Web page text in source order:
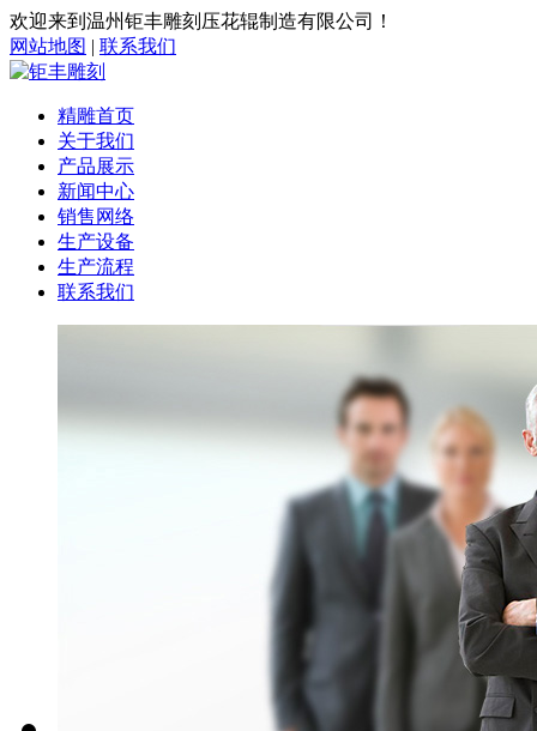
欢迎来到温州钜丰雕刻压花辊制造有限公司！
网站地图 | 联系我们
精雕首页
关于我们
产品展示
新闻中心
销售网络
生产设备
生产流程
联系我们